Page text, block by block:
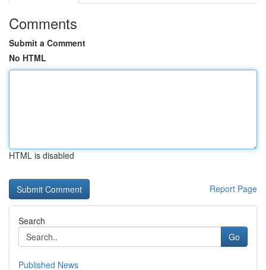
Comments
Submit a Comment
No HTML
HTML is disabled
Report Page
Search
Go
Published News